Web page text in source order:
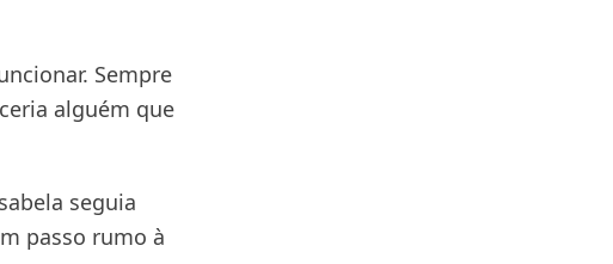
Sempre
alguém que
seguia
passo rumo à